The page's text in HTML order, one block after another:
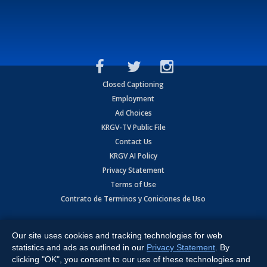
Closed Captioning
Employment
Ad Choices
KRGV-TV Public File
Contact Us
KRGV AI Policy
Privacy Statement
Terms of Use
Contrato de Terminos y Coniciones de Uso
Expressway, Weslaco, TX 78596.
All Rights Reserved. Powered by:Ruby Shore Software
Our site uses cookies and tracking technologies for web
statistics and ads as outlined in our Privacy Statement . By
clicking "OK", you consent to our use of these technologies and